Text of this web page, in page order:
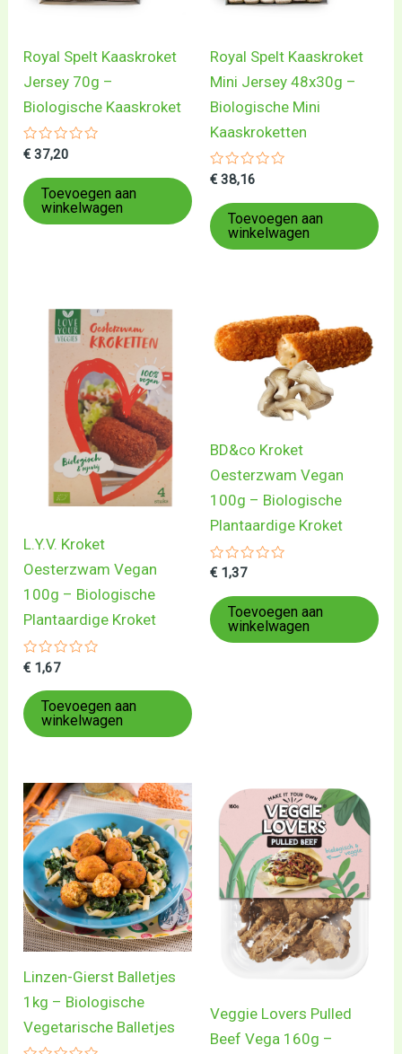
Royal Spelt Kaaskroket
Jersey 70g –
Biologische Kaaskroket
Gewaardeerd
uit
5
€ 37,20
Toevoegen aan
winkelwagen
Royal Spelt Kaaskroket
Mini Jersey 48x30g –
Biologische Mini
Kaaskroketten
Gewaardeerd
uit
5
€ 38,16
Toevoegen aan
winkelwagen
L.Y.V. Kroket
Oesterzwam Vegan
100g – Biologische
Plantaardige Kroket
Gewaardeerd
uit
5
€ 1,67
Toevoegen aan
winkelwagen
BD&co Kroket
Oesterzwam Vegan
100g – Biologische
Plantaardige Kroket
Gewaardeerd
uit
5
€ 1,37
Toevoegen aan
winkelwagen
Linzen-Gierst Balletjes
1kg – Biologische
Vegetarische Balletjes
Veggie Lovers Pulled
Beef Vega 160g –